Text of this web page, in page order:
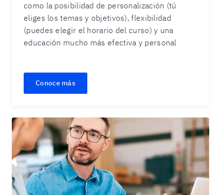
como la posibilidad de personalización (tú
eliges los temas y objetivos), flexibilidad
(puedes elegir el horario del curso) y una
educación mucho más efectiva y personal
Conoce más